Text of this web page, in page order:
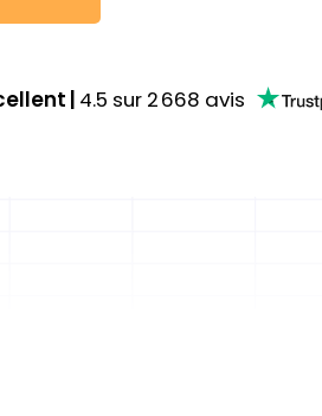
| 4.5 sur 2 668 avis